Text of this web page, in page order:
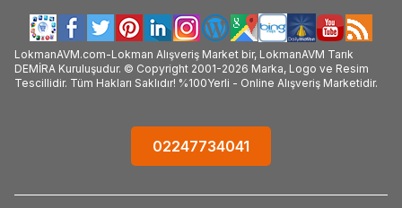
LokmanAVM.com-Lokman Alışveriş Market bir, LokmanAVM Tarık
DEMİRA Kuruluşudur. © Copyright 2001-2026 Marka, Logo ve Resim
Tescillidir. Tüm Hakları Saklıdır! %100Yerli - Online Alışveriş Marketidir.
02247734041